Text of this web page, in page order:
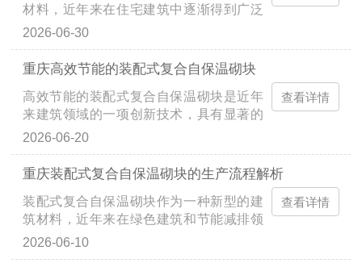
材料，近年来在住宅建筑中逐渐得到广泛
应用。该材料结合了装配式结构的施工优
宅建设中提高建筑能效、减少能源消耗的
理想选择。装配式复合自保温砌块具有良
好的保温性能和较高的结构强度，能够有
效减少外界温度变化对室内环境的影响，
从而提升居住...
2026-06-30
重庆高效节能的装配式复合自保温砌块
高效节能的装配式复合自保温砌块是近年
来建筑领域的一项创新技术，具有显著的
节能效果和良好的环保性能。该砌块结合
的保温特性，能够有效降低建筑能耗，提
升建筑的热性能。与传统建筑材料相比，
这种砌块在保温隔热方面表现更加出色，
不仅能够减少空调和暖气的使用，还能在
寒冷或炎热的...
2026-06-20
查看详情
重庆装配式复合自保温砌块的生产流程解析
装配式复合自保温砌块作为一种新型的建
筑材料，近年来在绿色建筑和节能减排领
域得到了广泛关注。其独特的自保温性
2026-06-10
查看详情